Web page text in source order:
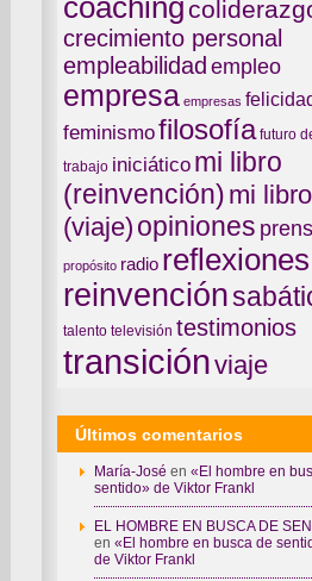
crecimiento personal
empleabilidad empleo
empresa empresas
feminismofilosofía futuro
trabajo iniciático mi libro
(reinvención) mi libro
(viaje) opiniones
propósito radio reflexiones
reinvención
talento televisión testimonios
transiciónviaje
Últimos comentarios
María-José en «El hombre en
sentido» de Viktor Frankl
EL HOMBRE EN BUSCA DE
en «El hombre en busca de
de Viktor Frankl